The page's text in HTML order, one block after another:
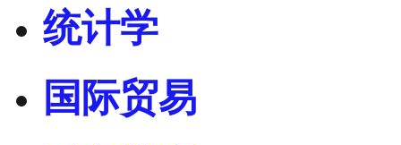
统计学
国际贸易